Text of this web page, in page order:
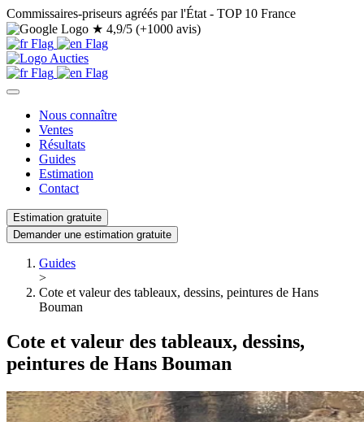
Commissaires-priseurs agréés par l'État - TOP 10 France
★ 4,9/5 (+1000 avis)
Nous connaître
Ventes
Résultats
Guides
Estimation
Contact
Estimation gratuite
Demander une estimation gratuite
Guides
>
Cote et valeur des tableaux, dessins, peintures de Hans
Bouman
Cote et valeur des tableaux, dessins,
peintures de Hans Bouman